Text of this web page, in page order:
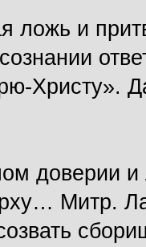
ложь и
Христу».
доверии
Митр.